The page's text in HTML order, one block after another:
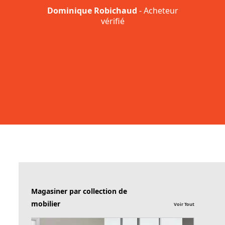
Dominique Robichaud - Acheteur
vérifié
Magasiner par collection de
mobilier
Voir Tout